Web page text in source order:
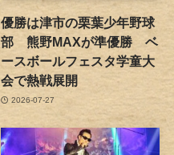
優勝は津市の栗葉少年野球
部 熊野MAXが準優勝 ベ
ースボールフェスタ学童大
会で熱戦展開
2026-07-27